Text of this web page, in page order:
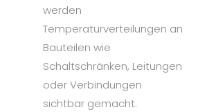
werden
Temperaturverteilungen an
Bauteilen wie
Schaltschränken, Leitungen
oder Verbindungen
sichtbar gemacht.